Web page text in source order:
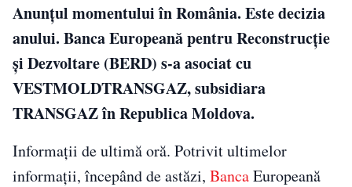
Anunțul momentului în România. Este decizia
anului. Banca Europeană pentru Reconstrucție
și Dezvoltare (BERD) s-a asociat cu
VESTMOLDTRANSGAZ, subsidiara
TRANSGAZ în Republica Moldova.
Informații de ultimă oră. Potrivit ultimelor
informații, începând de astăzi, BancaEuropeană